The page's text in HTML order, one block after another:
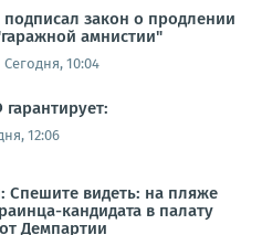
закон о продлении
амнистии"
Сегодня, 10:04
12:06
Спешите видеть: на пляже
кандидата в палату
Демпартии